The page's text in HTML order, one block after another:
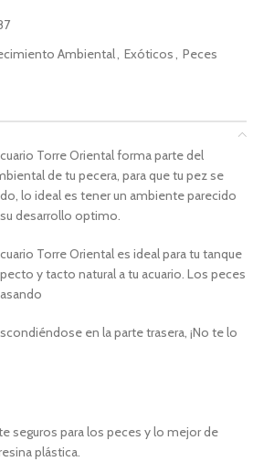
Ambiental, Exóticos, Peces
Torre Oriental forma parte del
de tu pecera, para que tu pez se
lo ideal es tener un ambiente parecido
desarrollo optimo.
Torre Oriental es ideal para tu tanque
y tacto natural a tu acuario. Los peces
en la parte trasera, ¡No te lo
seguros para los peces y lo mejor de
plástica.